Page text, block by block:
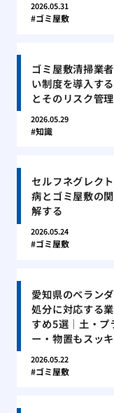
2026.05.31
ゴミ屋敷
ゴミ屋敷清掃業
い制度を導入す
とそのリスク管理
2026.05.29
知識
セルフネグレク
病とゴミ屋敷の
解する
2026.05.24
ゴミ屋敷
愛知県のベラン
処分に対応する
すめ5選｜土・プ
ー・物置もスッ
2026.05.22
ゴミ屋敷